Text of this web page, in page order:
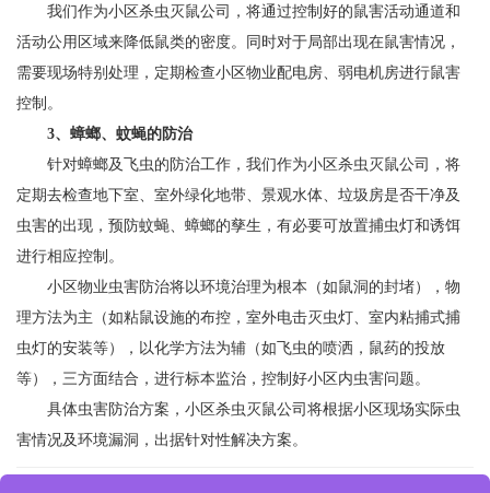
我们作为小区杀虫灭鼠公司，将通过控制好的鼠害活动通道和
活动公用区域来降低鼠类的密度。同时对于局部出现在鼠害情况，
需要现场特别处理，定期检查小区物业配电房、弱电机房进行鼠害
控制。
3、蟑螂、蚊蝇的防治
针对蟑螂及飞虫的防治工作，我们作为小区杀虫灭鼠公司，将
定期去检查地下室、室外绿化地带、景观水体、垃圾房是否干净及
虫害的出现，预防蚊蝇、蟑螂的孳生，有必要可放置捕虫灯和诱饵
进行相应控制。
小区物业虫害防治将以环境治理为根本（如鼠洞的封堵），物
理方法为主（如粘鼠设施的布控，室外电击灭虫灯、室内粘捕式捕
虫灯的安装等），以化学方法为辅（如飞虫的喷洒，鼠药的投放
等），三方面结合，进行标本监治，控制好小区内虫害问题。
具体虫害防治方案，小区杀虫灭鼠公司将根据小区现场实际虫
害情况及环境漏洞，出据针对性解决方案。